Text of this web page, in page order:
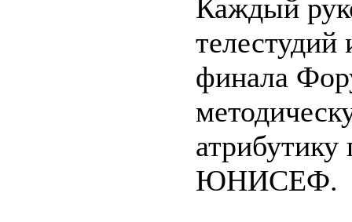
Каждый
телестудий
финала
атрибутику
ЮНИСЕФ.